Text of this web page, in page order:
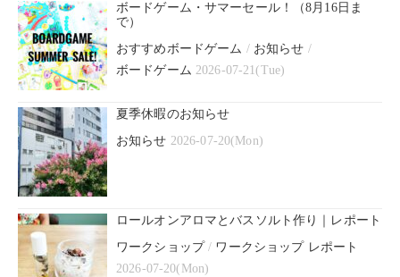
ボードゲーム・サマーセール！（8月16日ま
で）
おすすめボードゲーム / お知らせ /
ボードゲーム 2026-07-21(Tue)
夏季休暇のお知らせ
お知らせ 2026-07-20(Mon)
ロールオンアロマとバスソルト作り｜レポート
ワークショップ/ ワークショップ レポート
2026-07-20(Mon)